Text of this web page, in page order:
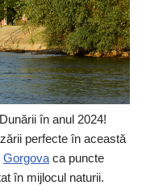
în anul 2024!
perfecte în această
Gorgova ca puncte
în mijlocul naturii.